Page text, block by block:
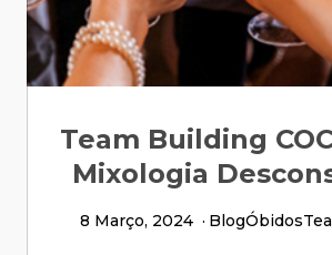
Team Building
Mixologia
8 Março, 2024 BlogÓbidos